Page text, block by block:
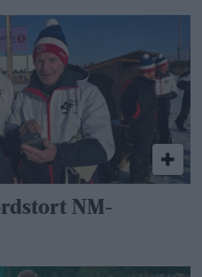
NM-